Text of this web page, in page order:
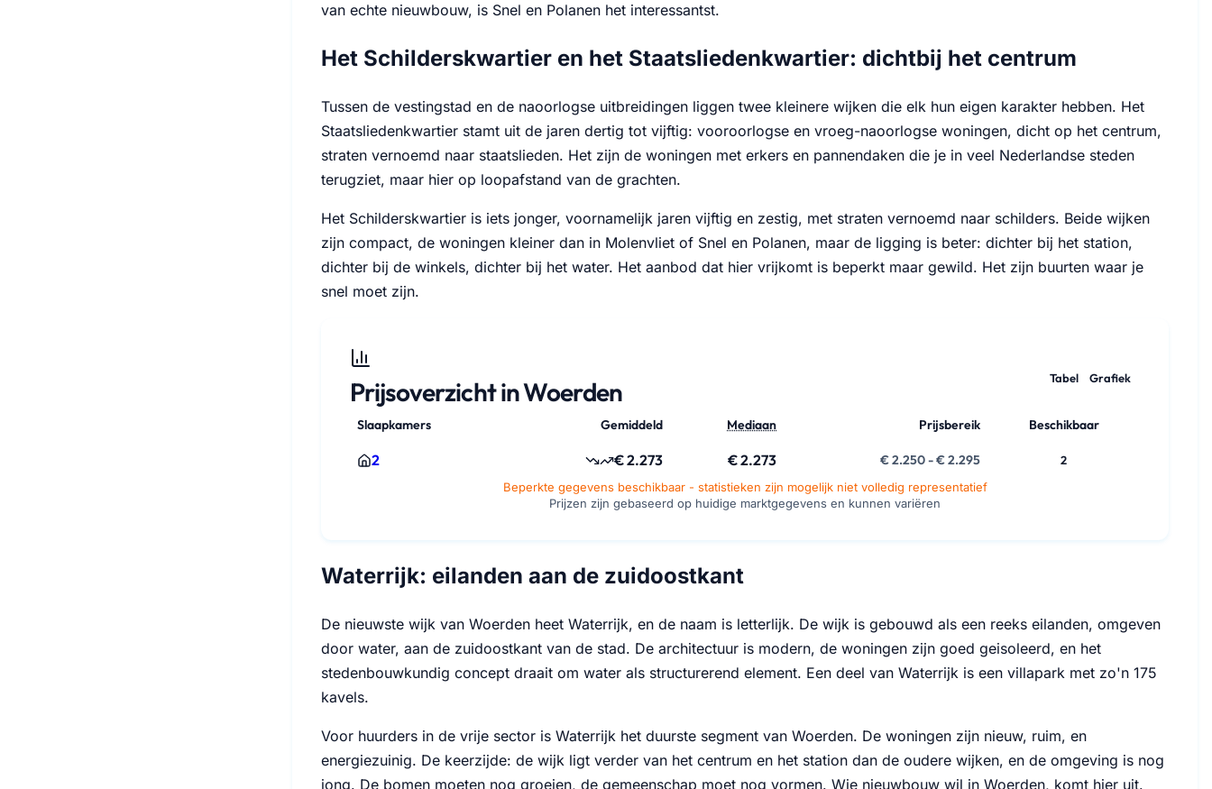
van echte nieuwbouw, is Snel en Polanen het interessantst.
Het Schilderskwartier en het Staatsliedenkwartier: dichtbij het centrum
Tussen de vestingstad en de naoorlogse uitbreidingen liggen twee kleinere wijken die elk hun eigen karakter hebben. Het
Staatsliedenkwartier stamt uit de jaren dertig tot vijftig: vooroorlogse en vroeg-naoorlogse woningen, dicht op het centrum,
straten vernoemd naar staatslieden. Het zijn de woningen met erkers en pannendaken die je in veel Nederlandse steden
terugziet, maar hier op loopafstand van de grachten.
Het Schilderskwartier is iets jonger, voornamelijk jaren vijftig en zestig, met straten vernoemd naar schilders. Beide wijken
zijn compact, de woningen kleiner dan in Molenvliet of Snel en Polanen, maar de ligging is beter: dichter bij het station,
dichter bij de winkels, dichter bij het water. Het aanbod dat hier vrijkomt is beperkt maar gewild. Het zijn buurten waar je
snel moet zijn.
Prijsoverzicht in Woerden Tabel Grafiek
Slaapkamers Gemiddeld Mediaan Prijsbereik Beschikbaar
2 € 2.273 € 2.273 € 2.250 - € 2.295
2
Beperkte gegevens beschikbaar - statistieken zijn mogelijk niet volledig representatief
Prijzen zijn gebaseerd op huidige marktgegevens en kunnen variëren
Waterrijk: eilanden aan de zuidoostkant
De nieuwste wijk van Woerden heet Waterrijk, en de naam is letterlijk. De wijk is gebouwd als een reeks eilanden, omgeven
door water, aan de zuidoostkant van de stad. De architectuur is modern, de woningen zijn goed geisoleerd, en het
stedenbouwkundig concept draait om water als structurerend element. Een deel van Waterrijk is een villapark met zo'n 175
kavels.
Voor huurders in de vrije sector is Waterrijk het duurste segment van Woerden. De woningen zijn nieuw, ruim, en
energiezuinig. De keerzijde: de wijk ligt verder van het centrum en het station dan de oudere wijken, en de omgeving is nog
jong. De bomen moeten nog groeien, de gemeenschap moet nog vormen. Wie nieuwbouw wil in Woerden, komt hier uit.